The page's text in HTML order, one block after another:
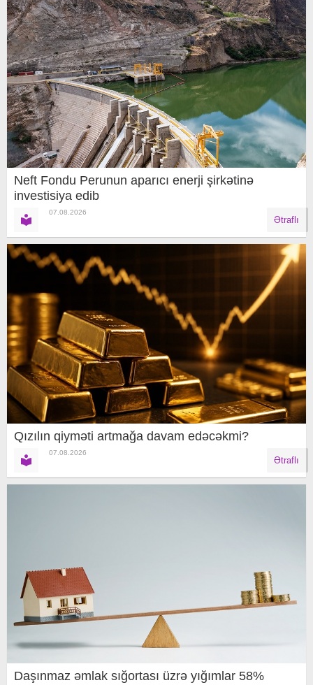
Neft Fondu Perunun aparıcı enerji şirkətinə
investisiya edib
07.08.2026
Ətraflı
Qızılın qiyməti artmağa davam edəcəkmi?
07.08.2026
Ətraflı
Daşınmaz əmlak sığortası üzrə yığımlar 58%